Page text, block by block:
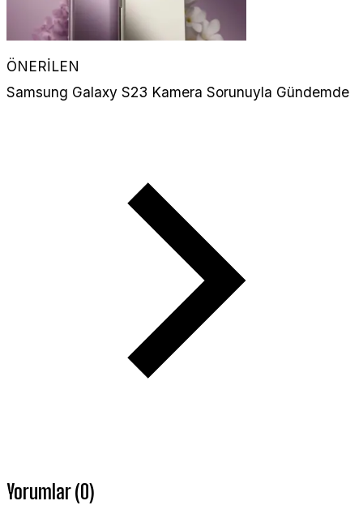
ÖNERİLEN
Samsung Galaxy S23 Kamera Sorunuyla Gündemde
Yorumlar (0)